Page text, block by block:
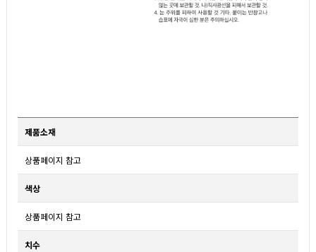
제품소재
상품페이지 참고
색상
상품페이지 참고
치수